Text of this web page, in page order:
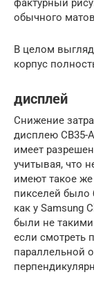
фактурный
обычного
В целом
корпус
дисплей
Снижение
дисплею CB35-
имеет
учитывая, что
имеют такое
пикселей было
как у Samsung
были не
если смотреть
параллельной